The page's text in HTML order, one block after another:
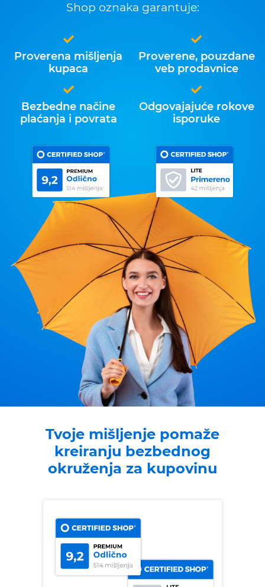
Shop oznaka garantuje:
Proverena mišljenja
kupaca
Proverene, pouzdane
veb prodavnice
Bezbedne načine
plaćanja i povrata
Odgovajajuće rokove
isporuke
Tvoje mišljenje pomaže
kreiranju bezbednog
okruženja za kupovinu